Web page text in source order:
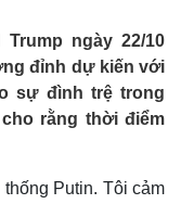
ngày 22/10
đỉnh dự kiến với
sự đình trệ trong
rằng thời điểm
Putin. Tôi cảm